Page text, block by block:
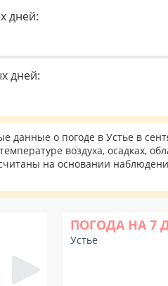
дней:
дней:
данные о погоде в Устье в
воздуха, осадках,
на основании
ПОГОДА НА 7
Устье